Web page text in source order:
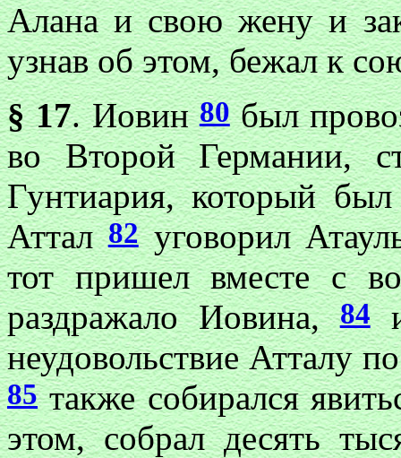
Алана и свою жену и
узнав об этом, бежал к
§ 17. Иовин80был
во Второй Германии,
Гунтиария, который был
Аттал82уговорил
тот пришел вместе с
раздражало Иовина,84и
неудовольствие Атталу
85также собирался
этом, собрал десять